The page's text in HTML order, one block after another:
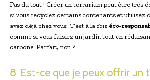
Pas du tout ! Créer un terrarium peut être très
si vous recyclez certains contenants et utilisez
avez déjà chez vous. C’est à la fois éco-
comme si vous faisiez un jardin tout en
carbone. Parfait, non ?
8. Est-ce que je peux offrir un